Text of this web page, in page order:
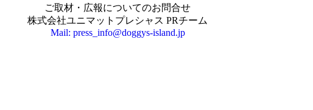
ご取材・広報についてのお問合せ
株式会社ユニマットプレシャス PRチーム
Mail: press_info@doggys-island.jp